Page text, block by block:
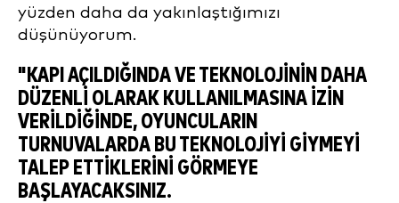
yüzden daha da yakınlaştığımızı
düşünüyorum.
"KAPI AÇILDIĞINDA VE TEKNOLOJININ DAHA
DÜZENLI OLARAK KULLANILMASINA IZIN
VERILDIĞINDE, OYUNCULARIN
TURNUVALARDA BU TEKNOLOJIYI GIYMEYI
TALEP ETTIKLERINI GÖRMEYE
BAŞLAYACAKSINIZ.